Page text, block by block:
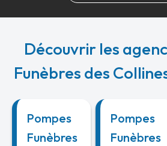
Découvrir les
Funèbres des
Pompes
Funèbres
Pompes
Funèbres